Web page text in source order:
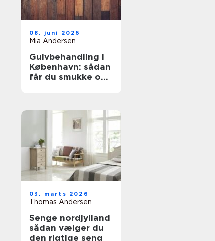
08. juni 2026
Mia Andersen
Gulvbehandling i
København: sådan
får du smukke og
03. marts 2026
Thomas Andersen
Senge nordjylland
sådan vælger du
den rigtige seng